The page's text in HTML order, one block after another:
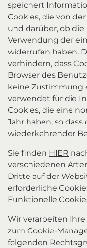
speichert
Cookies, die von
und darüber, ob
Verwendung der
widerrufen haben.
verhindern, dass
Browser des
keine Zustimmung
verwendet für die
Cookies, die eine
Jahr haben, so dass
wiederkehrender
Sie finden HIER
verschiedenen
Dritte auf der
erforderliche
Funktionelle
Wir verarbeiten
zum Cookie-
folgenden